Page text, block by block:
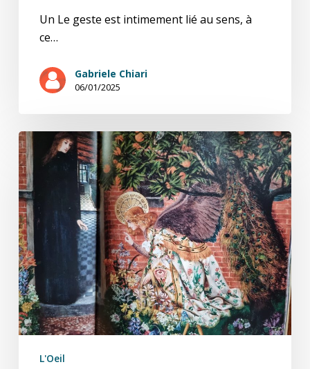
Un Le geste est intimement lié au sens, à
ce…
Gabriele Chiari
06/01/2025
Les
anges
!
L'Oeil